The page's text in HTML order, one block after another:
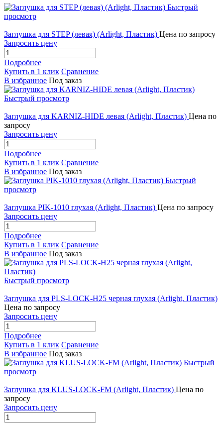
Быстрый
просмотр
Заглушка для STEP (левая) (Arlight, Пластик) Цена по запросу
Запросить цену
Подробнее
Купить в 1 клик Сравнение
В избранное Под заказ
Быстрый просмотр
Заглушка для KARNIZ-HIDE левая (Arlight, Пластик) Цена по
запросу
Запросить цену
Подробнее
Купить в 1 клик Сравнение
В избранное Под заказ
Быстрый
просмотр
Заглушка PIK-1010 глухая (Arlight, Пластик) Цена по запросу
Запросить цену
Подробнее
Купить в 1 клик Сравнение
В избранное Под заказ
Быстрый просмотр
Заглушка для PLS-LOCK-H25 черная глухая (Arlight, Пластик)
Цена по запросу
Запросить цену
Подробнее
Купить в 1 клик Сравнение
В избранное Под заказ
Быстрый
просмотр
Заглушка для KLUS-LOCK-FM (Arlight, Пластик) Цена по
запросу
Запросить цену